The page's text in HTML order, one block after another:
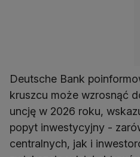
Deutsche Bank
kruszcu może wzrosnąć
uncję w 2026 roku,
popyt inwestycyjny -
centralnych, jak i